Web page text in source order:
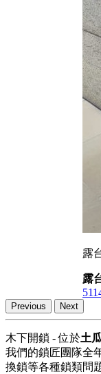
露
露
Previous Next
木下開鎖 - 位於土
我們的鎖匠團隊全
換鎖等各種鎖類問